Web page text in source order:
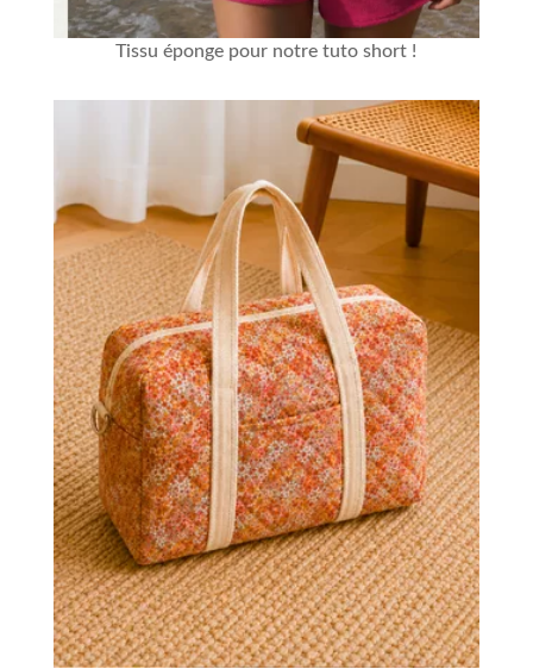
Tissu éponge pour notretuto short !